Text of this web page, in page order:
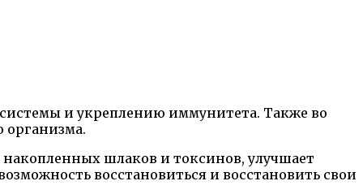
и укреплению иммунитета. Также во
организма.
шлаков и токсинов, улучшает
восстановиться и восстановить свои